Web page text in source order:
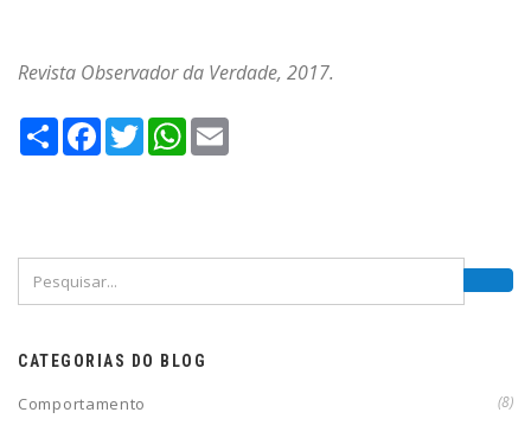
Revista Observador da Verdade, 2017.
Compartilhe
FacebookTwitterWhatsApp
CATEGORIAS DO BLOG
Comportamento (8)